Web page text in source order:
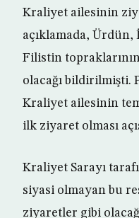
Kraliyet ailesinin
açıklamada, Ürdün,
Filistin
olacağı bildirilmişti.
Kraliyet ailesinin
ilk ziyaret olması
Kraliyet Sarayı
siyasi olmayan bu
ziyaretler gibi